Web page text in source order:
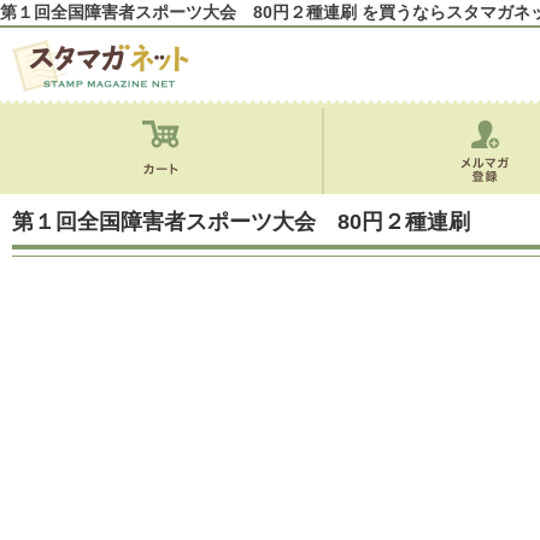
第１回全国障害者スポーツ大会 80円２種連刷 を買うならスタマガネ
第１回全国障害者スポーツ大会 80円２種連刷